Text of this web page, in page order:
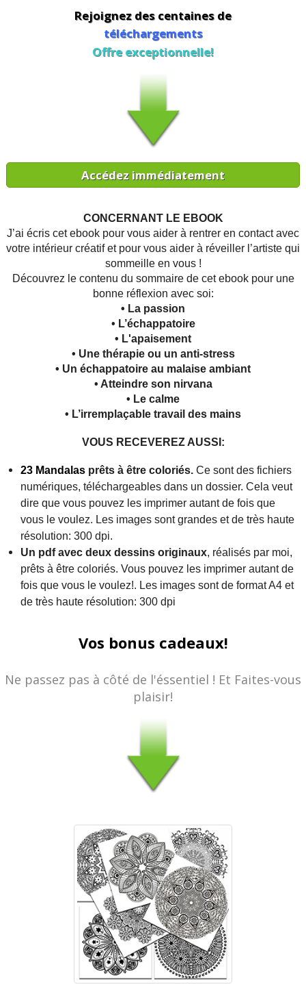
Rejoignez des centaines de
téléchargements
Offre exceptionnelle!
Accédez immédiatement
CONCERNANT LE EBOOK
J’ai écris cet ebook pour vous aider à rentrer en contact avec
votre intérieur créatif et pour vous aider à réveiller l’artiste qui
sommeille en vous !
Découvrez le contenu du sommaire de cet ebook pour une
bonne réflexion avec soi:
• La passion
• L’échappatoire
• L'apaisement
• Une thérapie ou un anti-stress
• Un échappatoire au malaise ambiant
• Atteindre son nirvana
• Le calme
• L’irremplaçable travail des mains
VOUS RECEVEREZ AUSSI:
23 Mandalas prêts à être coloriés. Ce sont des fichiers
numériques, téléchargeables dans un dossier. Cela veut
dire que vous pouvez les imprimer autant de fois que
vous le voulez. Les images sont grandes et de très haute
résolution: 300 dpi.
Un pdf avec deux dessins originaux, réalisés par moi,
prêts à être coloriés. Vous pouvez les imprimer autant de
fois que vous le voulez!. Les images sont de format A4 et
de très haute résolution: 300 dpi
Vos bonus cadeaux!
Ne passez pas à côté de l'éssentiel ! Et Faites-vous
plaisir!